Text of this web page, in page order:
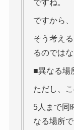
ですね。
ですから
そう考え
るのでは
■異なる場
ただし、
5人まで同
なる場所